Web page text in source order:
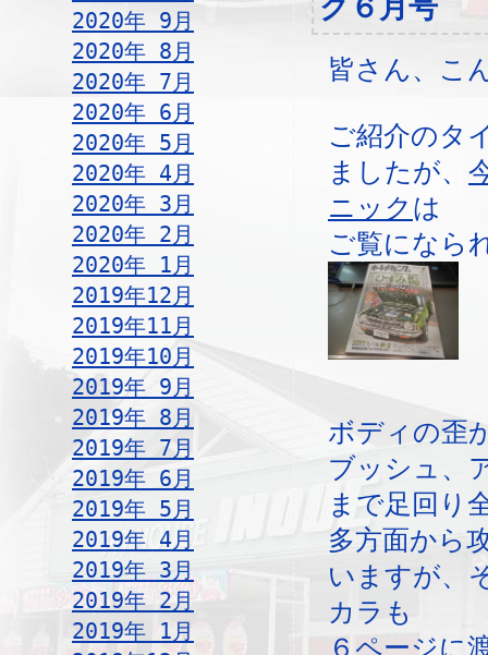
2020年 9月
2020年 8月
2020年 7月
2020年 6月
2020年 5月
2020年 4月
2020年 3月
2020年 2月
2020年 1月
2019年12月
2019年11月
2019年10月
2019年 9月
2019年 8月
2019年 7月
2019年 6月
2019年 5月
2019年 4月
2019年 3月
2019年 2月
2019年 1月
ク６月号
皆さん、こ
ご紹介のタ
ましたが、
ニック は
ご覧になら
ボディの歪
ブッシュ、
まで足回り
多方面から
いますが、
カラも
６ページに